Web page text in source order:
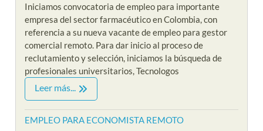
Iniciamos convocatoria de empleo para importante
empresa del sector farmacéutico en Colombia, con
referencia a su nueva vacante de empleo para gestor
comercial remoto. Para dar inicio al proceso de
reclutamiento y selección, iniciamos la búsqueda de
profesionales universitarios, Tecnologos
Leer más...
EMPLEO PARA ECONOMISTA REMOTO